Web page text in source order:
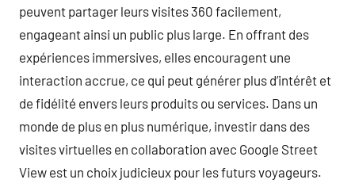
peuvent partager leurs visites 360 facilement,
engageant ainsi un public plus large. En offrant des
expériences immersives, elles encouragent une
interaction accrue, ce qui peut générer plus d’intérêt et
de fidélité envers leurs produits ou services. Dans un
monde de plus en plus numérique, investir dans des
visites virtuelles en collaboration avec Google Street
View est un choix judicieux pour les futurs voyageurs.